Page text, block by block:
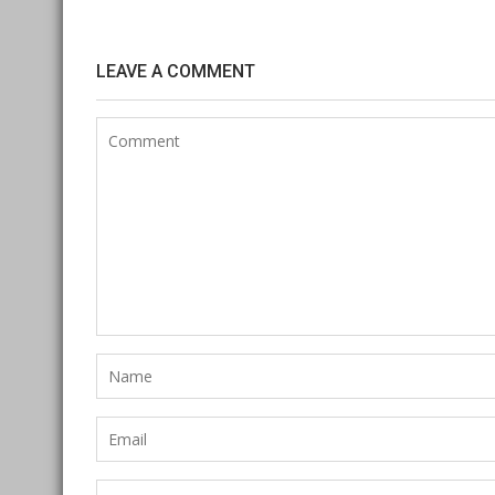
LEAVE A COMMENT